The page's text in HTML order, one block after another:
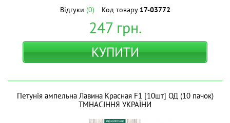
Відгуки (0) Код товару 17-03772
247грн.
КУПИТИ
Петунія ампельна Лавина Красная F1 [10шт] ОД (10 пачок)
ТМНАСІННЯ УКРАЇНИ